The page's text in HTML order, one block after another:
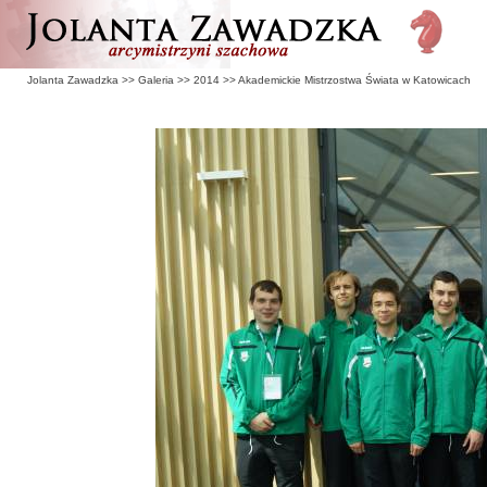
Jolanta Zawadzka >> Galeria >> 2014 >>Akademickie Mistrzostwa Świata w Katowicach